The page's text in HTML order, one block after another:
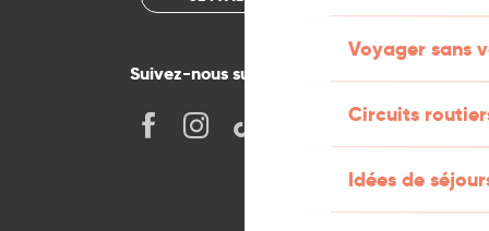
Voyager sans
Circuits
Idées de
Suivez-nous sur les réseaux !